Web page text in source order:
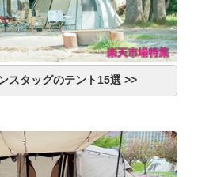
スタッグのテント15選 >>